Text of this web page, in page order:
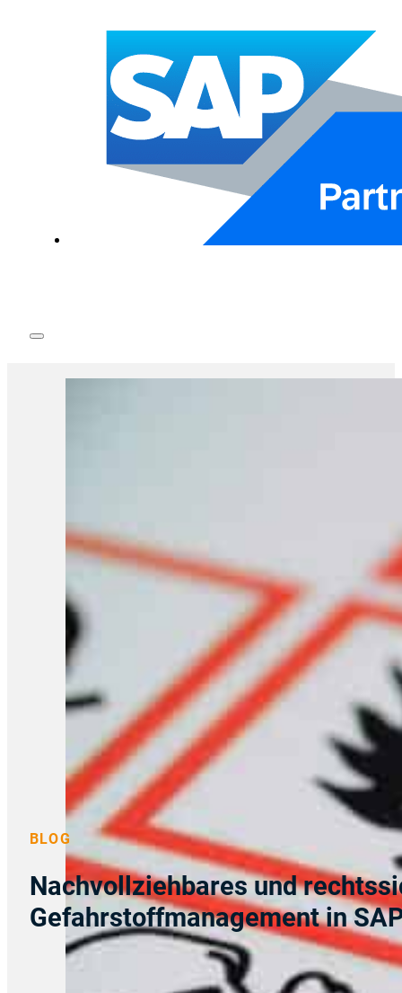
BLOG
Nachvollziehbares und
Gefahrstoffmanagement in